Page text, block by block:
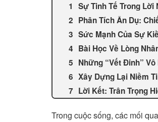
Sự Tinh Tế Trong Lời
Phân Tích Ẩn Dụ:
Sức Mạnh Của Sự
Bài Học Về Lòng
Những “Vết Đinh”
Xây Dựng Lại Niềm
Lời Kết: Trân Trọng
Trong cuộc sống, các mối